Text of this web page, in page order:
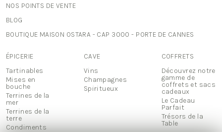
NOS POINTS DE VENTE
BLOG
BOUTIQUE MAISON OSTARA - CAP 3000 - PORTE DE CANNES
ÉPICERIE
Tartinables
Mises en
bouche
Terrines de la
mer
Terrines de la
terre
Condiments
CAVE
Vins
Champagnes
Spiritueux
COFFRETS
Découvrez notre
gamme de
coffrets et sacs
cadeaux
Le Cadeau
Parfait
Trésors de la
Table